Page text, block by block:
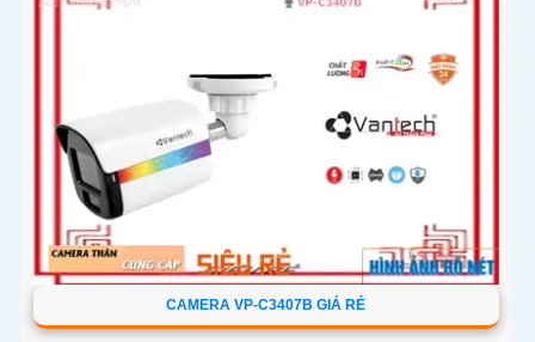
CAMERA VP-C3407B GIÁ RẺ